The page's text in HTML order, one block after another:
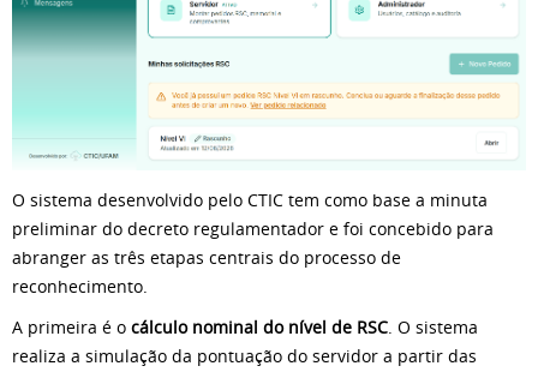
O sistema desenvolvido pelo CTIC tem como base a minuta
preliminar do decreto regulamentador e foi concebido para
abranger as três etapas centrais do processo de
reconhecimento.
A primeira é o cálculo nominal do nível de RSC. O sistema
realiza a simulação da pontuação do servidor a partir das